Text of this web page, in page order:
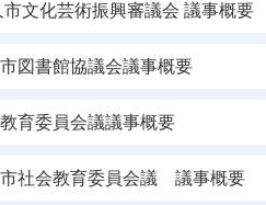
文化芸術振興審議会 議事概要
図書館協議会議事概要
育委員会議議事概要
社会教育委員会議 議事概要